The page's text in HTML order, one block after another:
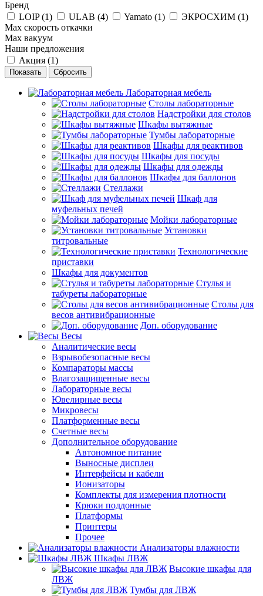
Бренд
LOIP (1) ULAB (4) Yamato (1) ЭКРОСХИМ (1)
Маx скорость откачки
Мах вакуум
Наши предложения
Акция (1)
Сбросить
Лабораторная мебель
Столы лабораторные
Надстройки для столов
Шкафы вытяжные
Тумбы лабораторные
Шкафы для реактивов
Шкафы для посуды
Шкафы для одежды
Шкафы для баллонов
Стеллажи
Шкаф для
муфельных печей
Мойки лабораторные
Установки
титровальные
Технологические
приставки
Шкафы для документов
Стулья и
табуреты лабораторные
Столы для
весов антивибрационные
Доп. оборудование
Весы
Аналитические весы
Взрывобезопасные весы
Компараторы массы
Влагозащищенные весы
Лабораторные весы
Ювелирные весы
Микровесы
Платформенные весы
Счетные весы
Дополнительное оборудование
Автономное питание
Выносные дисплеи
Интерфейсы и кабели
Ионизаторы
Комплекты для измерения плотности
Крюки поддонные
Платформы
Принтеры
Прочее
Анализаторы влажности
Шкафы ЛВЖ
Высокие шкафы для
ЛВЖ
Тумбы для ЛВЖ